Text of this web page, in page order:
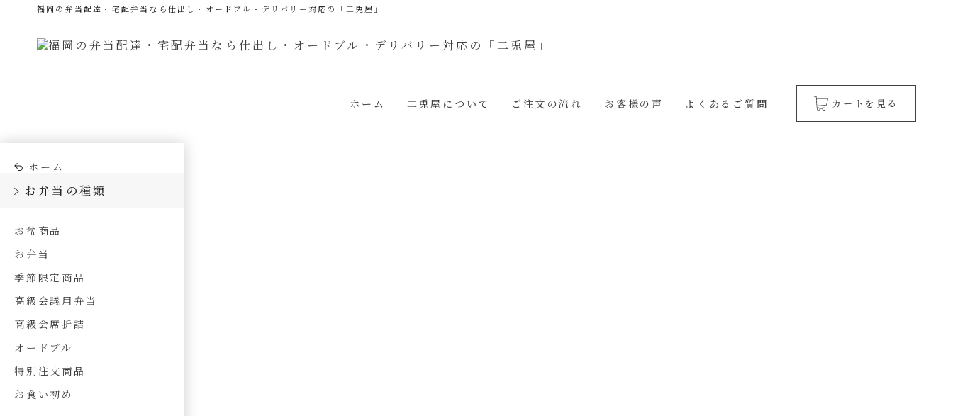
福岡の弁当配達・宅配弁当なら仕出し・オードブル・デリバリー対応の「二兎屋」
ホーム 二兎屋について ご注文の流れ お客様の声 よくあるご質問 カートを見る
ホーム
お弁当の種類
お盆商品
お弁当
季節限定商品
高級会議用弁当
高級会席折詰
オードブル
特別注文商品
お食い初め